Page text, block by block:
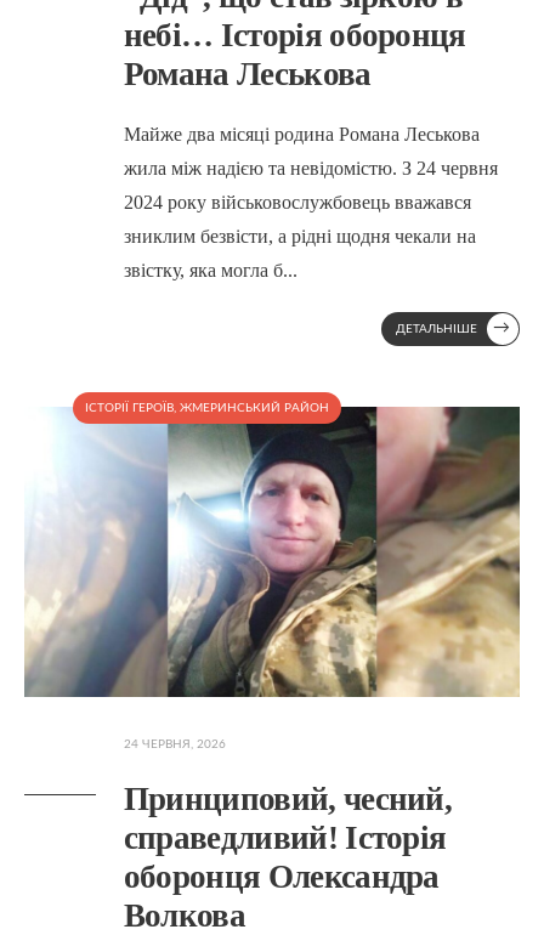
небі… Історія оборонця
Романа Леськова
Майже два місяці родина Романа Леськова
жила між надією та невідомістю. З 24 червня
2024 року військовослужбовець вважався
зниклим безвісти, а рідні щодня чекали на
звістку, яка могла б...
ДЕТАЛЬНІШЕ →
ІСТОРІЇ ГЕРОЇВ ЖМЕРИНСЬКИЙ РАЙОН
24 ЧЕРВНЯ, 2026
Принциповий, чесний,
справедливий! Історія
оборонця Олександра
Волкова